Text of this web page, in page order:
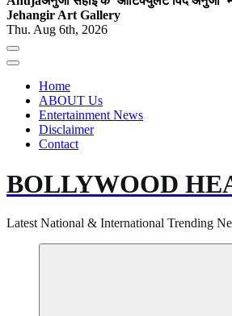
Jehangir Art Gallery
Thu. Aug 6th, 2026
Home
ABOUT Us
Entertainment News
Disclaimer
Contact
BOLLYWOOD
Latest National & International Trending